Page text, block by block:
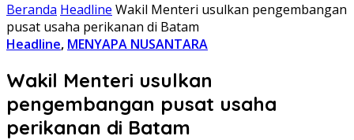
Beranda Headline Wakil Menteri usulkan pengembangan
pusat usaha perikanan di Batam
Headline, MENYAPA NUSANTARA
Wakil Menteri usulkan
pengembangan pusat usaha
perikanan di Batam